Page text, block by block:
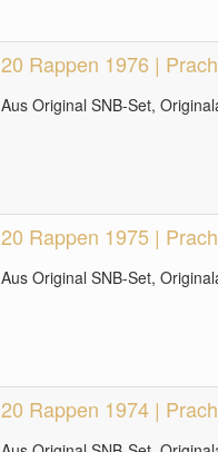
20 Rappen 1976 |
Aus Original SNB-Set,
20 Rappen 1975 |
Aus Original SNB-Set,
20 Rappen 1974 |